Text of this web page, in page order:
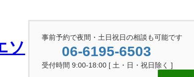
ソ
事前予約で夜間・土日祝日の相談も可能です
06-6195-6503
受付時間 9:00-18:00 [ 土・日・祝日除く ]